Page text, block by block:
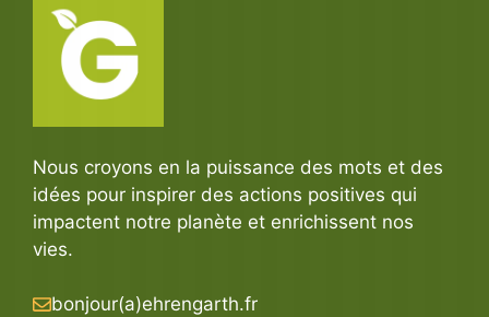
Nous croyons en la puissance des mots et des
idées pour inspirer des actions positives qui
impactent notre planète et enrichissent nos
vies.
bonjour(a)ehrengarth.fr